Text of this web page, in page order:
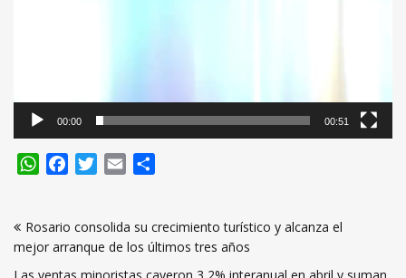
00:00 00:51
WhatsApp
FacebookTwitter
Email
de
entradas
Rosario consolida su crecimiento turístico y alcanza el
mejor arranque de los últimos tres años